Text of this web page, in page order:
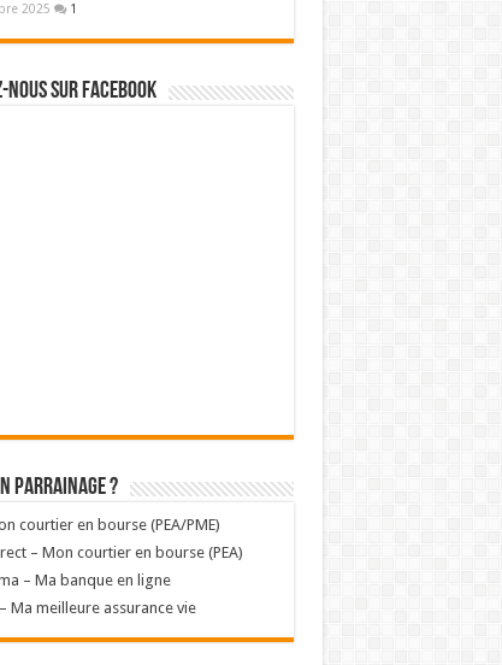
2025 1
nous sur Facebook
parrainage ?
courtier en bourse (PEA/PME)
– Mon courtier en bourse (PEA)
– Ma banque en ligne
Ma meilleure assurance vie